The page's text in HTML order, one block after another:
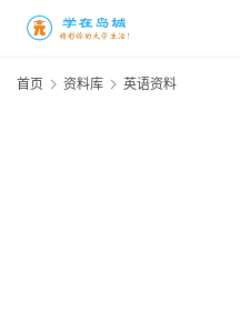
首页 资料库 英语资料